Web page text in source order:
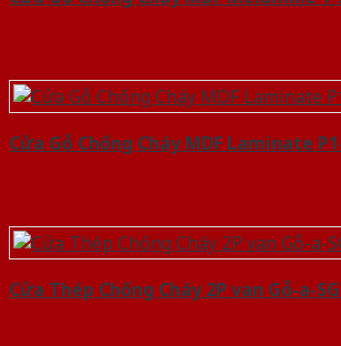
Cửa Gỗ Chống Cháy MDF Laminate
Cửa Thép Chống Cháy 2P van Gỗ-a-